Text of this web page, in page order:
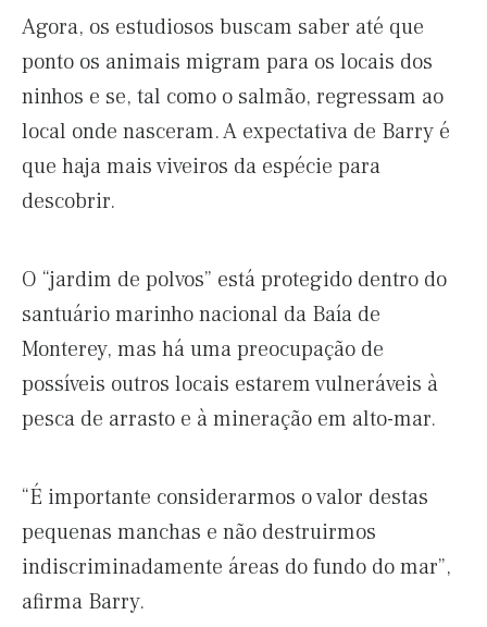
Agora, os estudiosos buscam saber até que
ponto os animais migram para os locais dos
ninhos e se, tal como o salmão, regressam ao
local onde nasceram. A expectativa de Barry é
que haja mais viveiros da espécie para
descobrir.
O “jardim de polvos” está protegido dentro do
santuário marinho nacional da Baía de
Monterey, mas há uma preocupação de
possíveis outros locais estarem vulneráveis ​​à
pesca de arrasto e à mineração em alto-mar.
“É importante considerarmos o valor destas
pequenas manchas e não destruirmos
indiscriminadamente áreas do fundo do mar”,
afirma Barry.